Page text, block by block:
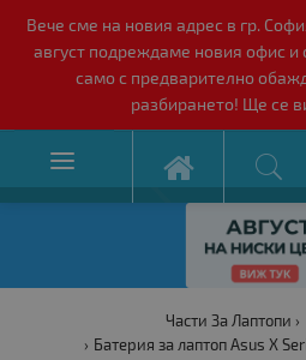
Вече сме на новия адрес в гр.
август подреждаме новия офис и
само с предварително
разбирането! Ще се

Части За Лаптопи
Батерия за лаптоп Asus X